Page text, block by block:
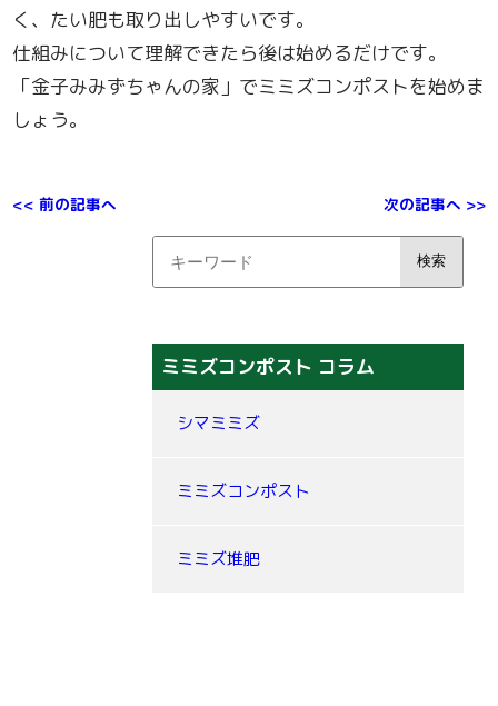
く、たい肥も取り出しやすいです。
仕組みについて理解できたら後は始めるだけです。
「金子みみずちゃんの家」でミミズコンポストを始めま
しょう。
<< 前の記事へ 次の記事へ >>
ミミズコンポスト コラム
シマミミズ
ミミズコンポスト
ミミズ堆肥